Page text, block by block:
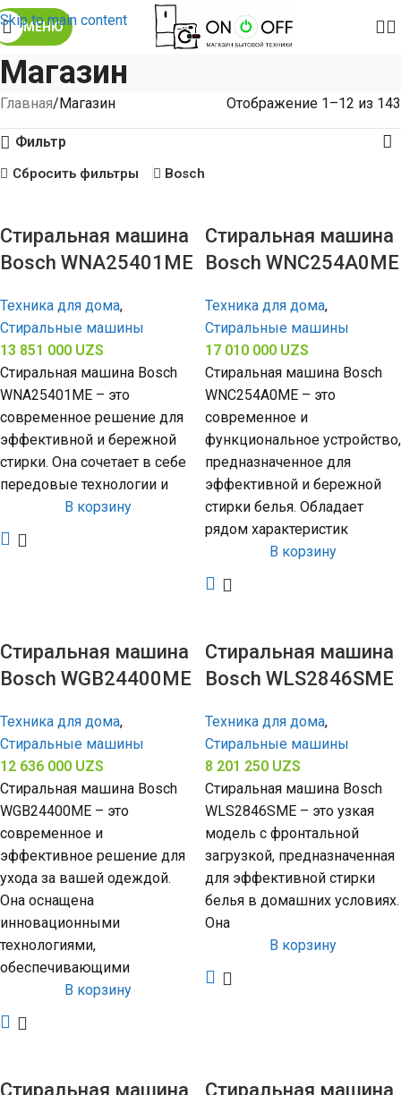
Skip to main content
МЕНЮ
Магазин
Главная Магазин Отображение 1–12 из 143
Фильтр
Сбросить фильтры Bosch
Стиральная машина
Bosch WNA25401ME
Техника для дома,
Стиральные машины
13 851 000 UZS
Стиральная машина Bosch
WNA25401ME – это
современное решение для
эффективной и бережной
стирки. Она сочетает в себе
передовые технологии и
В корзину
Стиральная машина
Bosch WNC254A0ME
Техника для дома,
Стиральные машины
17 010 000 UZS
Стиральная машина Bosch
WNC254A0ME – это
современное и
функциональное устройство,
предназначенное для
эффективной и бережной
стирки белья. Обладает
рядом характеристик
В корзину
Стиральная машина
Bosch WGB24400ME
Техника для дома,
Стиральные машины
12 636 000 UZS
Стиральная машина Bosch
WGB24400ME – это
современное и
эффективное решение для
ухода за вашей одеждой.
Она оснащена
инновационными
технологиями,
обеспечивающими
В корзину
Стиральная машина
Bosch WLS2846SME
Техника для дома,
Стиральные машины
8 201 250 UZS
Стиральная машина Bosch
WLS2846SME – это узкая
модель с фронтальной
загрузкой, предназначенная
для эффективной стирки
белья в домашних условиях.
Она
В корзину
Стиральная машина
Стиральная машина